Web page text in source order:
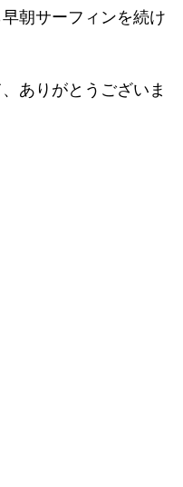
朝サーフィンを続け
ありがとうございま